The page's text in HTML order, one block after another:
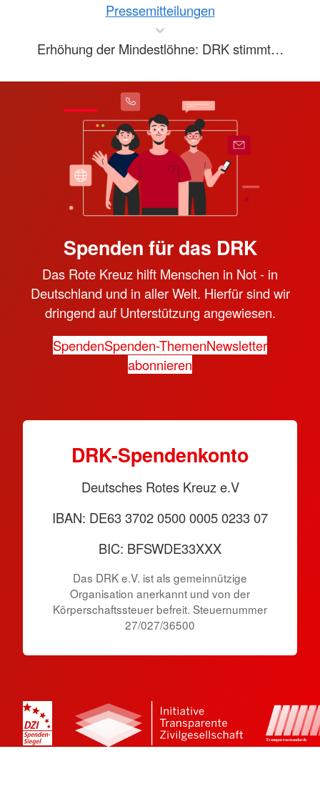
Pressemitteilungen
Erhöhung der Mindestlöhne: DRK stimmt…
Spenden für das DRK
Das Rote Kreuz hilft Menschen in Not - in
Deutschland und in aller Welt. Hierfür sind wir
dringend auf Unterstützung angewiesen.
SpendenSpenden-ThemenNewsletter
abonnieren
DRK-Spendenkonto
Deutsches Rotes Kreuz e.V
IBAN: DE63 3702 0500 0005 0233 07
BIC: BFSWDE33XXX
Das DRK e.V. ist als gemeinnützige
Organisation anerkannt und von der
Körperschaftssteuer befreit. Steuernummer
27/027/36500